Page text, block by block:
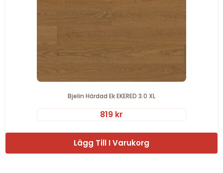
Bjelin Härdad Ek EKERED 3.0 XL
819 kr
Lägg Till I Varukorg